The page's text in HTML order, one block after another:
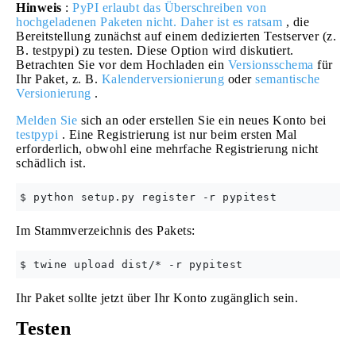
Hinweis : PyPI erlaubt das Überschreiben von
hochgeladenen Paketen nicht. Daher ist es ratsam , die
Bereitstellung zunächst auf einem dedizierten Testserver (z.
B. testpypi) zu testen. Diese Option wird diskutiert.
Betrachten Sie vor dem Hochladen ein Versionsschema für
Ihr Paket, z. B. Kalenderversionierung oder semantische
Versionierung .
Melden Sie sich an oder erstellen Sie ein neues Konto bei
testpypi . Eine Registrierung ist nur beim ersten Mal
erforderlich, obwohl eine mehrfache Registrierung nicht
schädlich ist.
Im Stammverzeichnis des Pakets:
Ihr Paket sollte jetzt über Ihr Konto zugänglich sein.
Testen